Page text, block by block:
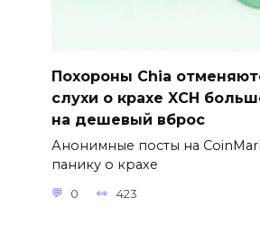
Похороны Chia
слухи о крахе XCH
на дешевый вброс
Анонимные посты на
панику о крахе
0 423